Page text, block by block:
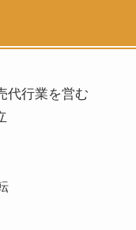
代行業を営む